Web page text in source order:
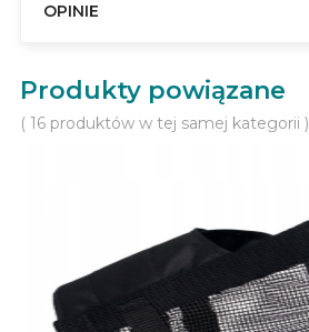
OPINIE
Produkty powiązane
( 16 produktów w tej samej kategorii )